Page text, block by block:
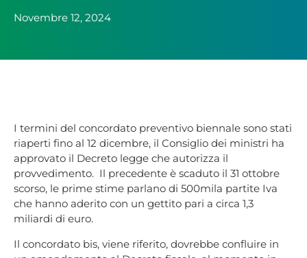
Novembre 12, 2024
I termini del concordato preventivo biennale sono stati
riaperti fino al 12 dicembre, il Consiglio dei ministri ha
approvato il Decreto legge che autorizza il
provvedimento. Il precedente è scaduto il 31 ottobre
scorso, le prime stime parlano di 500mila partite Iva
che hanno aderito con un gettito pari a circa 1,3
miliardi di euro.
Il concordato bis, viene riferito, dovrebbe confluire in